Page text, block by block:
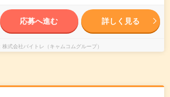
応募へ進む 詳しく見る
株式会社バイトレ（キャムコムグループ）